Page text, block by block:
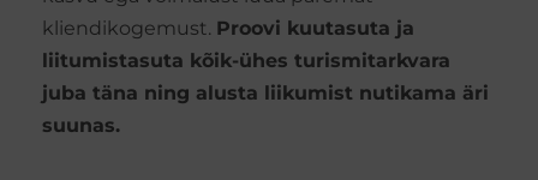
kliendikogemust. Proovi kuutasuta ja
liitumistasuta kõik-ühes turismitarkvara
juba täna ning alusta liikumist nutikama äri
suunas.